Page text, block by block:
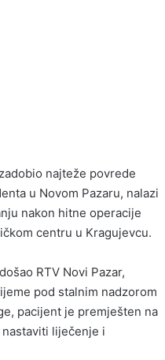
najteže povrede
u Novom Pazaru, nalazi
nakon hitne operacije
centru u Kragujevcu.
RTV Novi Pazar,
pod stalnim nadzorom
pacijent je premješten na
liječenje i